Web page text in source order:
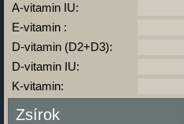
A-vitamin IU:
E-vitamin :
D-vitamin (D2+D3):
D-vitamin IU:
K-vitamin:
Zsírok